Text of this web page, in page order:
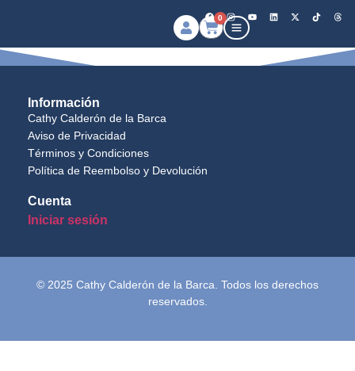
0
Información
Cathy Calderón de la Barca
Aviso de Privacidad
Términos y Condiciones
Política de Reembolso y Devolución
Cuenta
Iniciar sesión
© 2025 Cathy Calderón de la Barca. Todos los derechos
reservados.